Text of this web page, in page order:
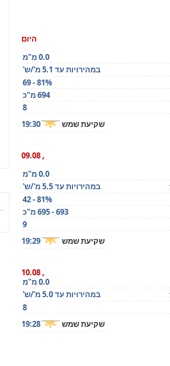
היום
0.0 מ"מ
במהירויות עד 5.1 מ'/ש'
69 - 81%
694 מ"כ
8
שקיעת שמש 19:30
, 09.08
0.0 מ"מ
במהירויות עד 5.5 מ'/ש'
42 - 81%
693 - 695 מ"כ
9
שקיעת שמש 19:29
, 10.08
0.0 מ"מ
במהירויות עד 5.0 מ'/ש'
8
שקיעת שמש 19:28